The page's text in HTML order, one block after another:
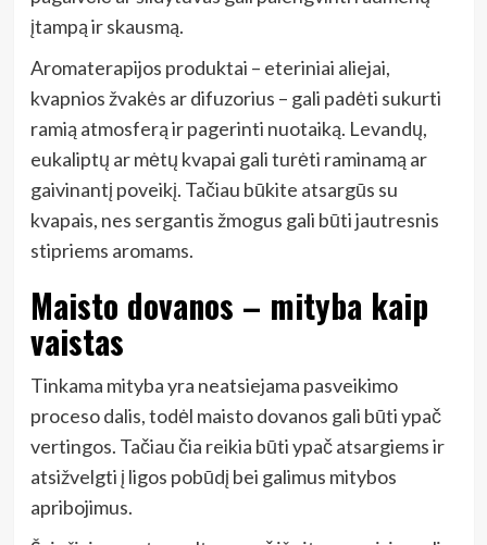
įtampą ir skausmą.
Aromaterapijos produktai – eteriniai aliejai,
kvapnios žvakės ar difuzorius – gali padėti sukurti
ramią atmosferą ir pagerinti nuotaiką. Levandų,
eukaliptų ar mėtų kvapai gali turėti raminamą ar
gaivinantį poveikį. Tačiau būkite atsargūs su
kvapais, nes sergantis žmogus gali būti jautresnis
stipriems aromams.
Maisto dovanos – mityba kaip
vaistas
Tinkama mityba yra neatsiejama pasveikimo
proceso dalis, todėl maisto dovanos gali būti ypač
vertingos. Tačiau čia reikia būti ypač atsargiems ir
atsižvelgti į ligos pobūdį bei galimus mitybos
apribojimus.